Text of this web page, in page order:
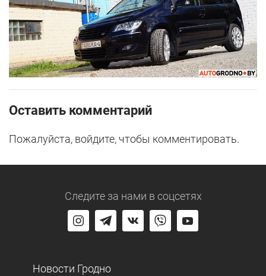
Оставить комментарий
Пожалуйста, войдите, чтобы комментировать.
Следите за нами в соцсетях
Новости Гродно